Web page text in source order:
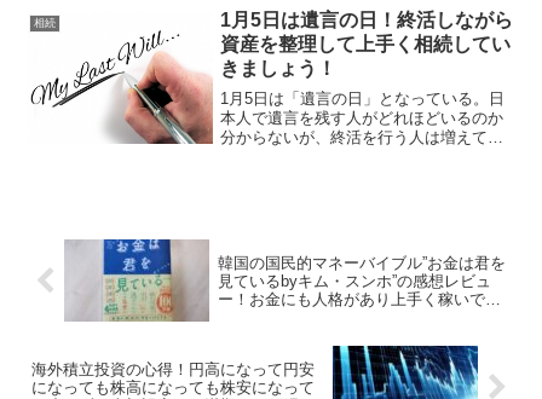
は多種多様に活用範囲が広い保険が提供
されていて興味深い。
相続
1月5日は遺言の日！終活しながら
資産を整理して上手く相続してい
きましょう！
1月5日は「遺言の日」となっている。日
本人で遺言を残す人がどれほどいるのか
分からないが、終活を行う人は増えてい
韓国の国民的マネーバイブル”お金は君を
見ているbyキム・スンホ”の感想レビュ
ー！お金にも人格があり上手く稼いで貯
海外積立投資の心得！円高になって円安
になっても株高になっても株安になって